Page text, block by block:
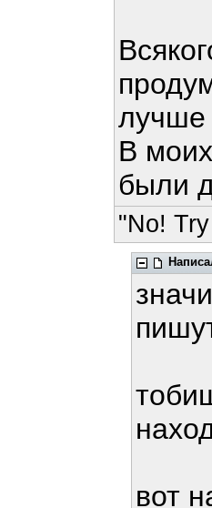
лучше
В
были
"No!
вот